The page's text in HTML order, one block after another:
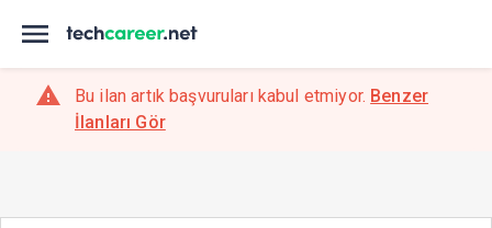
Bu ilan artık başvuruları kabul etmiyor. Benzer
İlanları Gör